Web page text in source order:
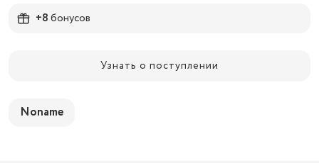
+8бонусов
Узнать о поступлении
Noname